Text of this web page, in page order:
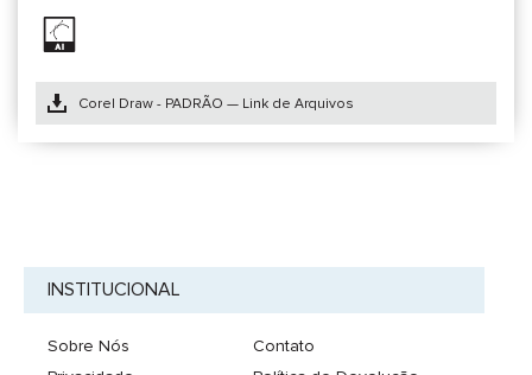
Corel Draw - PADRÃO — Link de Arquivos
INSTITUCIONAL
Sobre Nós
Contato